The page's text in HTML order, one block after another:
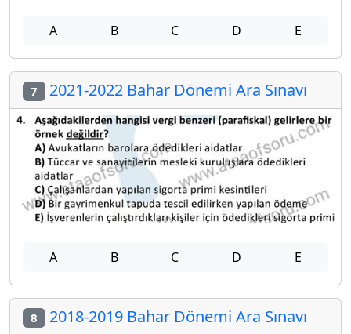
A B C D E
7 2021-2022 Bahar Dönemi Ara Sınavı
A B C D E
8 2018-2019 Bahar Dönemi Ara Sınavı